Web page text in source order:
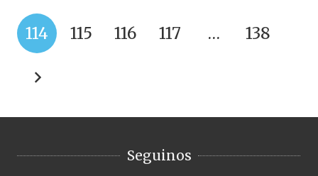
114 115 116 117 … 138
Seguinos